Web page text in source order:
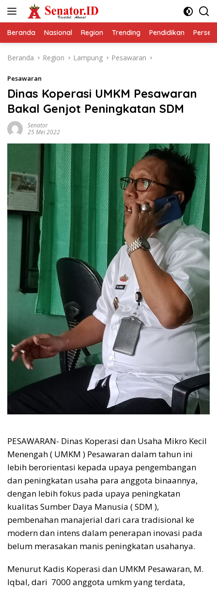
Beranda Nasional Region Trending Pendidikan
Beranda Region Lampung Pesawaran
Pesawaran
Dinas Koperasi UMKM Pesawaran
Bakal Genjot Peningkatan SDM
Senator
25 Mei 2022
PESAWARAN- Dinas Koperasi dan Usaha Mikro Kecil
Menengah ( UMKM ) Pesawaran dalam tahun ini
lebih berorientasi kepada upaya pengembangan
dan peningkatan usaha para anggota binaannya,
dengan lebih fokus pada upaya peningkatan
kualitas Sumber Daya Manusia ( SDM ),
pembenahan manajerial dari cara tradisional ke
modern dan intens dalam penerapan inovasi pada
belum merasakan manis peningkatan usahanya.
Menurut Kadis Koperasi dan UMKM Pesawaran, M.
Iqbal, dari 7000 anggota umkm yang terdata,